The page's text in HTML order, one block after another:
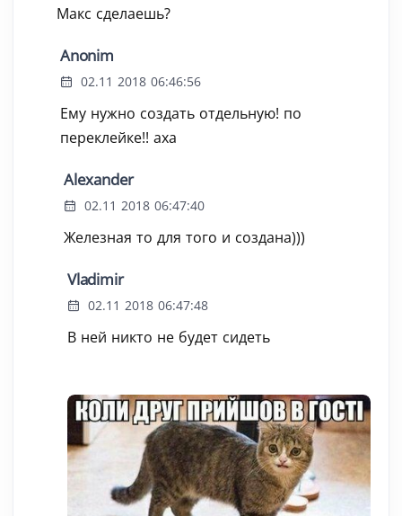
Макс сделаешь?
Anonim
02.11 2018 06:46:56
Ему нужно создать отдельную! по
переклейке!! аха
Alexander
02.11 2018 06:47:40
Железная то для того и создана)))
Vladimir
02.11 2018 06:47:48
В ней никто не будет сидеть